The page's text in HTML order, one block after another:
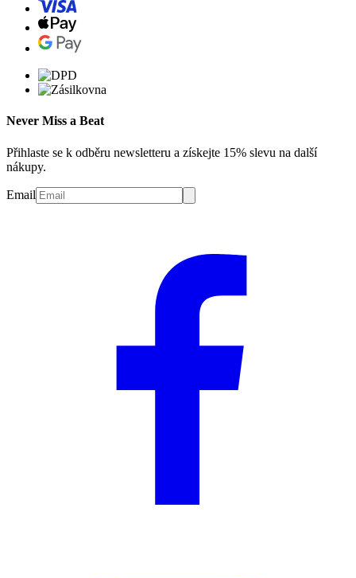
Never Miss a Beat
Přihlaste se k odběru newsletteru a získejte 15% slevu na další
nákupy.
Email